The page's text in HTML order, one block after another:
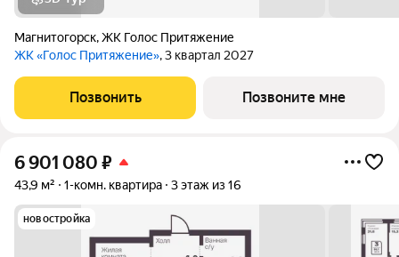
Магнитогорск,ЖК Голос Притяжение
ЖК «Голос Притяжение», 3 квартал 2027
Позвонить Позвоните мне
6 901 080 ₽
43,9 м² 1-комн. квартира 3 этаж из 16
новостройка